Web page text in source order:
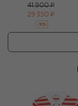
41 900 ₽
29 350 ₽
-30%